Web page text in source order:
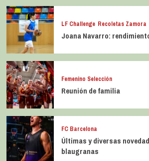
LF Challenge Recoletas Zamora
Joana Navarro:
Femenino Selección
Reunión de familia
FC Barcelona
Últimas y diversas
blaugranas